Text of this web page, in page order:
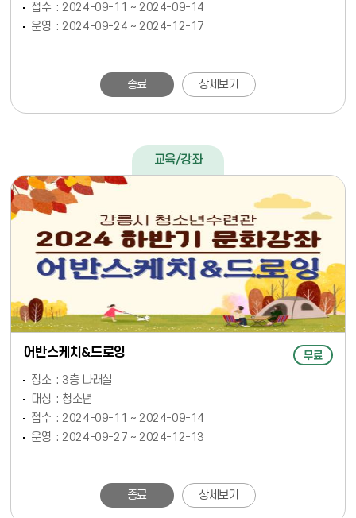
접수
2024-09-11 ~ 2024-09-14
운영
2024-09-24 ~ 2024-12-17
종료 상세보기
교육/강좌
어반스케치&드로잉 무료
장소
3층 나래실
대상
청소년
접수
2024-09-11 ~ 2024-09-14
운영
2024-09-27 ~ 2024-12-13
종료 상세보기